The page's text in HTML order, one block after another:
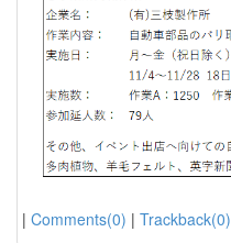
| Comments(0) | Trackback(0)